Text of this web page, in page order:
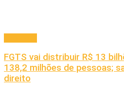
FGTS vai distribuir R$ 13
138,2 milhões de pessoas;
direito